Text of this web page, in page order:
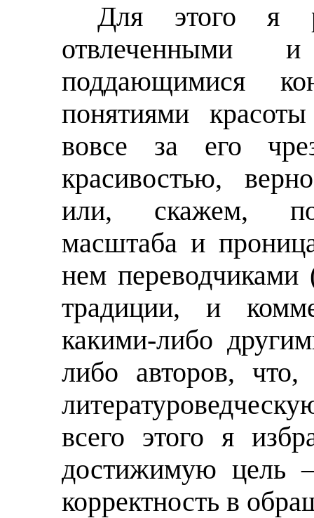
Для этого я
отвлеченными
поддающимися
понятиями
вовсе за его
красивостью,
или, скажем,
масштаба и
нем
традиции, и
какими-либо
либо авторов,
всего этого я
достижимую цель
корректность в